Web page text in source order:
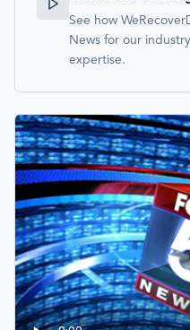
See how
News for our
expertise.